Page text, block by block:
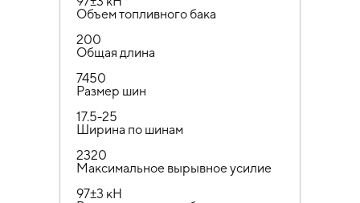
Объем топливного бака
200
Общая длина
7450
Размер шин
17.5-25
Ширина по шинам
2320
Максимальное вырывное усилие
97±3 кН